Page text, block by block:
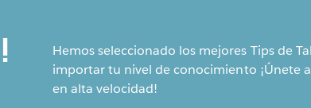
Hemos seleccionado los mejores Tips de
importar tu nivel de conocimiento ¡Únete
en alta velocidad!